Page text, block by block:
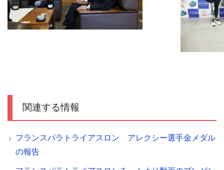
関連する情報
フランスパラトライアスロン アレクシー選手金メダル
の報告